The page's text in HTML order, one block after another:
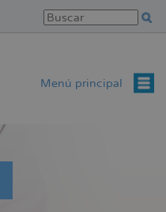
Menú principal